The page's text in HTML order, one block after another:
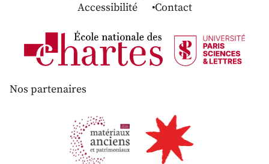
Accessibilité
Contact
Nos partenaires